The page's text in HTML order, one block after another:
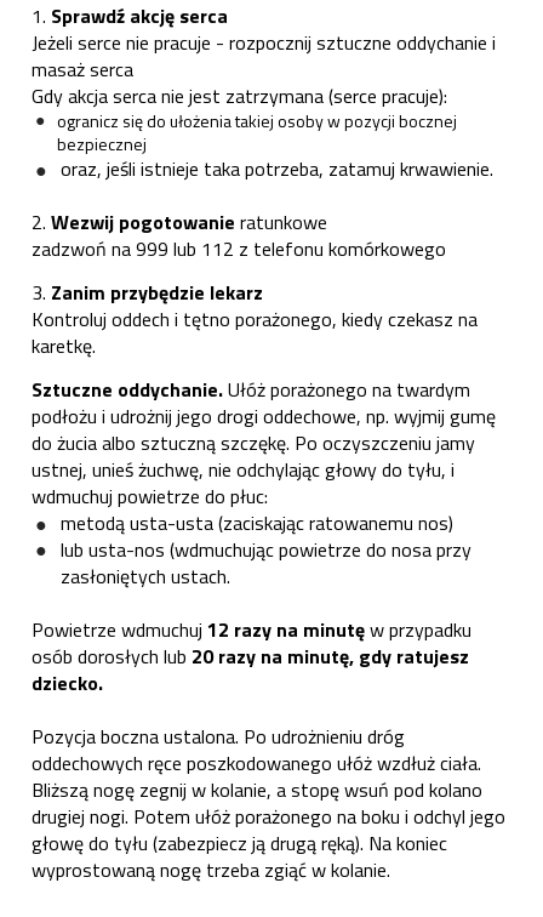
1. Sprawdź akcję serca
Jeżeli serce nie pracuje - rozpocznij sztuczne oddychanie i
masaż serca
Gdy akcja serca nie jest zatrzymana (serce pracuje):
ogranicz się do ułożenia takiej osoby w pozycji bocznej
bezpiecznej
oraz, jeśli istnieje taka potrzeba, zatamuj krwawienie.
2. Wezwij pogotowanie ratunkowe
zadzwoń na 999 lub 112 z telefonu komórkowego
3. Zanim przybędzie lekarz
Kontroluj oddech i tętno porażonego, kiedy czekasz na
karetkę.
Sztuczne oddychanie.Ułóż porażonego na twardym
podłożu i udrożnij jego drogi oddechowe, np. wyjmij gumę
do żucia albo sztuczną szczękę. Po oczyszczeniu jamy
ustnej, unieś żuchwę, nie odchylając głowy do tyłu, i
wdmuchuj powietrze do płuc:
metodą usta-usta (zaciskając ratowanemu nos)
lub usta-nos (wdmuchując powietrze do nosa przy
zasłoniętych ustach.
Powietrze wdmuchuj 12 razy na minutęw przypadku
osób dorosłych lub 20 razy na minutę, gdy ratujesz
dziecko.
Pozycja boczna ustalona. Po udrożnieniu dróg
oddechowych ręce poszkodowanego ułóż wzdłuż ciała.
Bliższą nogę zegnij w kolanie, a stopę wsuń pod kolano
drugiej nogi. Potem ułóż porażonego na boku i odchyl jego
głowę do tyłu (zabezpiecz ją drugą ręką). Na koniec
wyprostowaną nogę trzeba zgiąć w kolanie.